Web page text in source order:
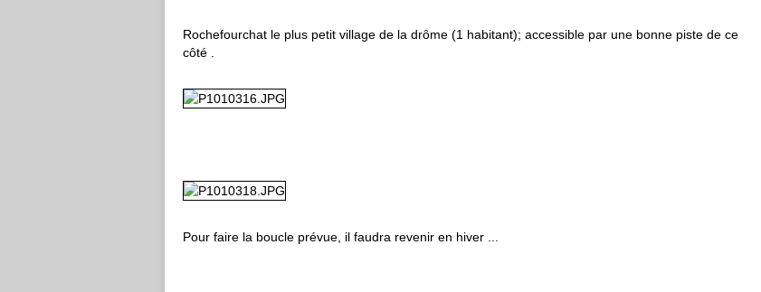
Rochefourchat le plus petit village de la drôme (1 habitant); accessible par une bonne piste de ce
côté .
Pour faire la boucle prévue, il faudra revenir en hiver ...